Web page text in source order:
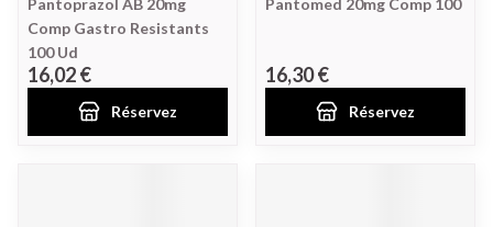
Pantoprazol AB 20mg
Comp Gastro Resistants
100 Ud
16,02 €
Réservez
Pantomed 20mg Comp 100
16,30 €
Réservez